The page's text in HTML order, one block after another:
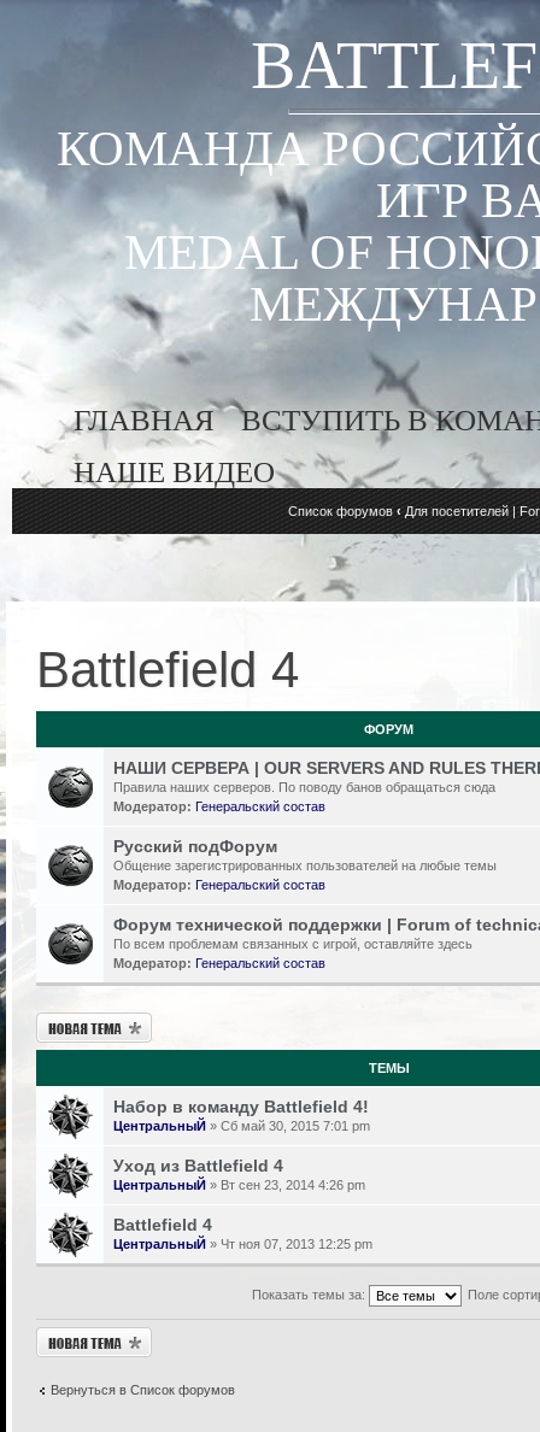
КОМАНДА
ИГР
MEDAL OF
ГЛАВНАЯ
ВСТУПИТЬ В
НАШЕ ВИДЕО
Список форумов ‹ Для посетителей |
Battlefield 4
ФОРУМ
НАШИ СЕРВЕРА | OUR SERVERS AND RULES
Правила наших серверов. По поводу банов обращаться сюда
Модератор: Генеральский состав
Русский подФорум
Общение зарегистрированных пользователей на любые темы
Модератор: Генеральский состав
Форум технической поддержки | Forum of
По всем проблемам связанных с игрой, оставляйте здесь
Модератор: Генеральский состав
Новая тема
ТЕМЫ
Набор в команду Battlefield 4!
ЦентральныЙ » Сб май 30, 2015 7:01 pm
Уход из Battlefield 4
ЦентральныЙ » Вт сен 23, 2014 4:26 pm
Battlefield 4
ЦентральныЙ » Чт ноя 07, 2013 12:25 pm
Показать темы за: Поле
Новая тема
Вернуться в Список форумов